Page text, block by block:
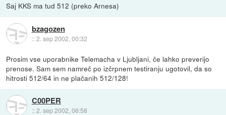
Saj KKS ma tud 512 (preko Arnesa)
bzagozen
::2. sep 2002, 00:32
Prosim vse uporabnike Telemacha v Ljubljani, če lahko preverijo
prenose. Sam sem namreč po izčrpnem testiranju ugotovil, da so
hitrosti 512/64 in ne plačanih 512/128!
C00PER
::2. sep 2002, 06:58